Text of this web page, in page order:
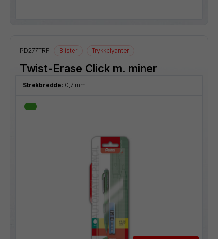
PD277TRF Blister Trykkblyanter
Twist-Erase Click m. miner
Strekbredde: 0,7 mm